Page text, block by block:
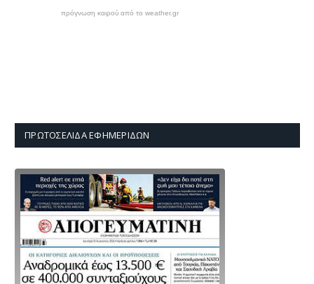
πρόγνωση καιρού από το weather.gr
ΠΡΩΤΟΣΈΛΙΔΑ ΕΦΗΜΕΡΊΔΩΝ